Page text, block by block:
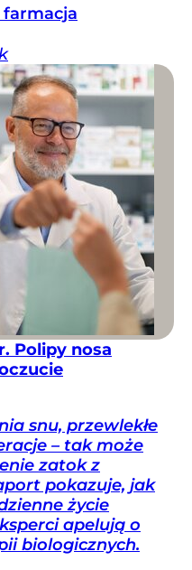
Polipy nosa
snu, przewlekłe
– tak może
zatok z
pokazuje, jak
życie
apelują o
biologicznych.